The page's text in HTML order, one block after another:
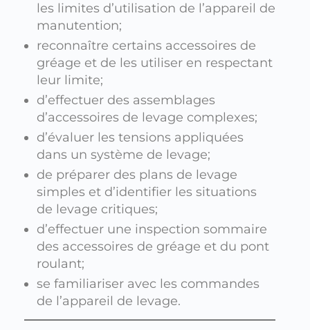
les limites d’utilisation de l’appareil de
manutention;
reconnaître certains accessoires de
gréage et de les utiliser en respectant
leur limite;
d’effectuer des assemblages
d’accessoires de levage complexes;
d’évaluer les tensions appliquées
dans un système de levage;
de préparer des plans de levage
simples et d’identifier les situations
de levage critiques;
d’effectuer une inspection sommaire
des accessoires de gréage et du pont
roulant;
se familiariser avec les commandes
de l’appareil de levage.